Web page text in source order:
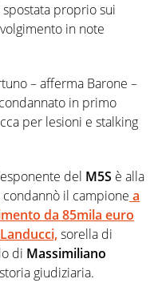
proprio sui
in note
– afferma Barone –
in primo
per lesioni e stalking
del M5S è alla
il campione a
da 85mila euro
sorella di
di Massimiliano
giudiziaria.